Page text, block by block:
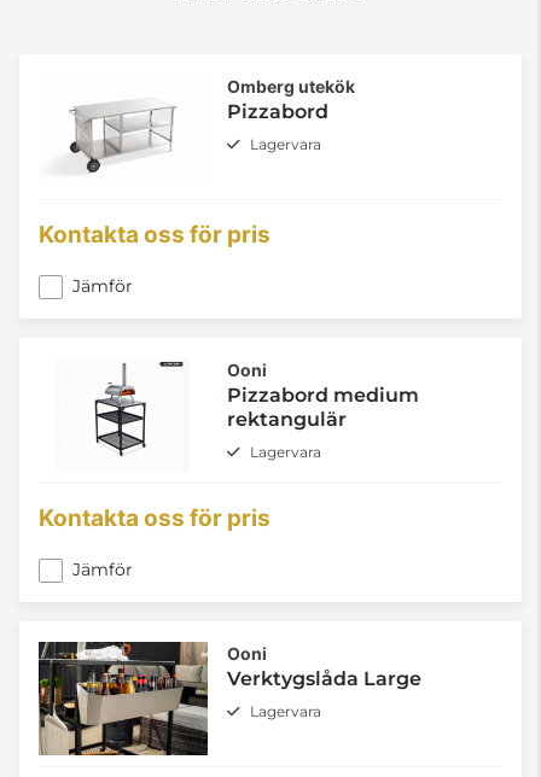
Omberg utekök
Pizzabord
Lagervara
Kontakta oss för pris
Jämför
Ooni
Pizzabord medium
rektangulär
Lagervara
Kontakta oss för pris
Jämför
Ooni
Verktygslåda Large
Lagervara